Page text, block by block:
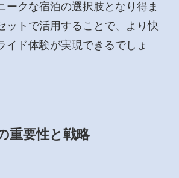
ークな宿泊の選択肢となり得ま
ットで活用することで、より快
イド体験が実現できるでしょ
重要性と戦略